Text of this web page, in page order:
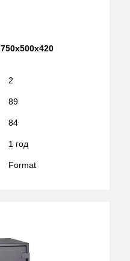
750x500x420
2
89
84
1 год
Format